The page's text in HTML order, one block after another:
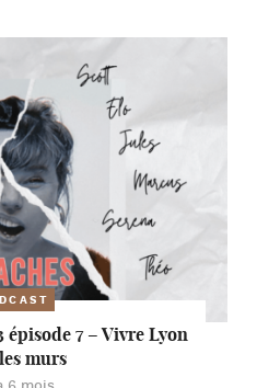
épisode 7 – Vivre Lyon
murs